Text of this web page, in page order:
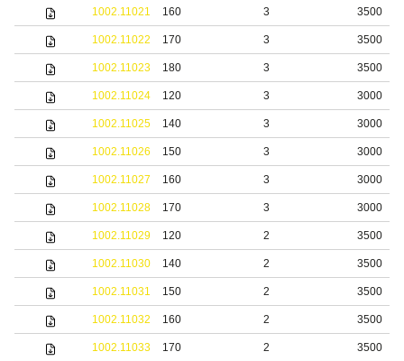
1002.11021 160 3 3500
1002.11022 170 3 3500
1002.11023 180 3 3500
1002.11024 120 3 3000
1002.11025 140 3 3000
1002.11026 150 3 3000
1002.11027 160 3 3000
1002.11028 170 3 3000
1002.11029 120 2 3500
1002.11030 140 2 3500
1002.11031 150 2 3500
1002.11032 160 2 3500
1002.11033 170 2 3500